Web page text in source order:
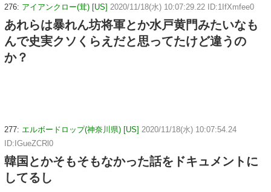
276: アイアンクロー(茸) [US] 2020/11/18(水) 10:07:29.22 ID:1IfXmfee0
あれらは暴れん坊将軍とか水戸黄門みたいなも
んで史実クソくらえだと思ってたけど違うの
か？
277: エルボードロップ(神奈川県) [US] 2020/11/18(水) 10:07:54.24
ID:IGueZCRl0
韓国とかそもそもなかった話をドキュメントに
してるし